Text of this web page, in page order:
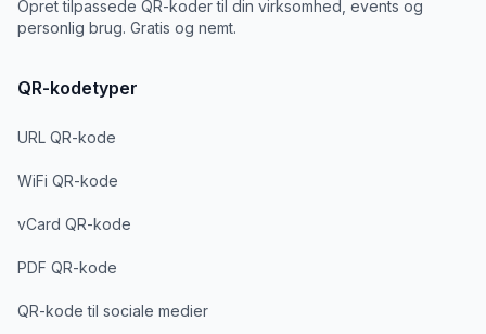
Opret tilpassede QR-koder til din virksomhed, events og
personlig brug. Gratis og nemt.
QR-kodetyper
URL QR-kode
WiFi QR-kode
vCard QR-kode
PDF QR-kode
QR-kode til sociale medier